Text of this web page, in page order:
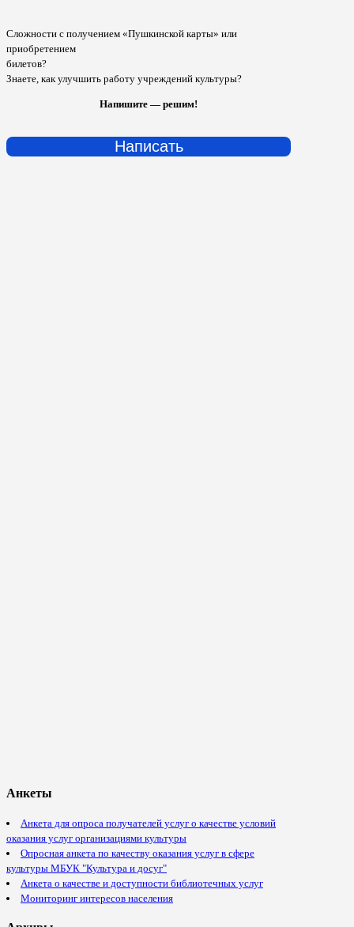
Сложности с получением «Пушкинской карты» или
приобретением
билетов?
Знаете, как улучшить работу учреждений культуры?
Напишите — решим!
Написать
Анкеты
Анкета для опроса получателей услуг о качестве условий
оказания услуг организациями культуры
Опросная анкета по качеству оказания услуг в сфере
культуры МБУК "Культура и досуг"
Анкета о качестве и доступности библиотечных услуг
Мониторинг интересов населения